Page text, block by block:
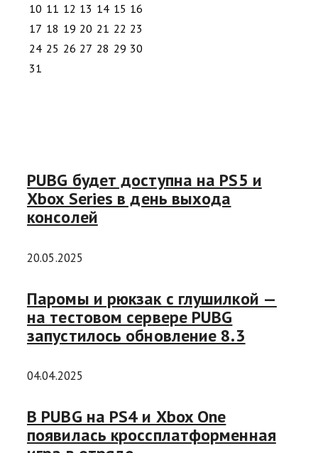
10 11 12 13 14 15 16
17 18 19 20 21 22 23
24 25 26 27 28 29 30
31
PUBG будет доступна на PS5 и
Xbox Series в день выхода
консолей
20.05.2025
Паромы и рюкзак с глушилкой —
на тестовом сервере PUBG
запустилось обновление 8.3
04.04.2025
В PUBG на PS4 и Xbox One
появилась кроссплатформенная